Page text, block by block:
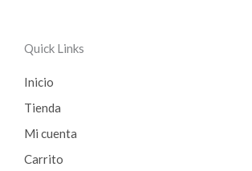
Quick Links
Inicio
Tienda
Mi cuenta
Carrito